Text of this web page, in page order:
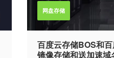
网盘存储
百度云存储BOS和
镜像存储和送加速域